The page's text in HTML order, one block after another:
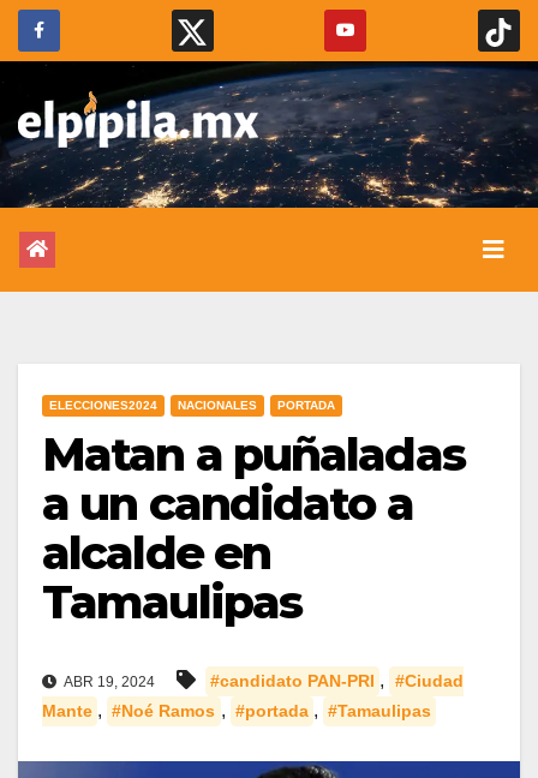
ELECCIONES2024 NACIONALES PORTADA
Matan a puñaladas
a un candidato a
alcalde en
Tamaulipas
ABR 19, 2024 #candidato PAN-PRI ,
#Ciudad
Mante , #Noé Ramos , #portada , #Tamaulipas